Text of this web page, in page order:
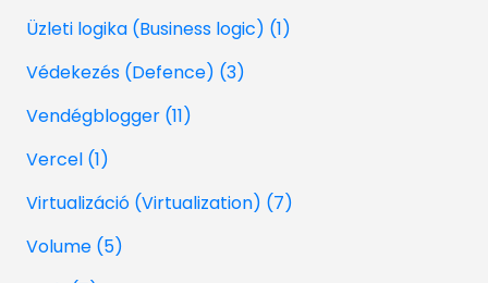
Üzleti logika (Business logic) (1)
Védekezés (Defence) (3)
Vendégblogger (11)
Vercel (1)
Virtualizáció (Virtualization) (7)
Volume (5)